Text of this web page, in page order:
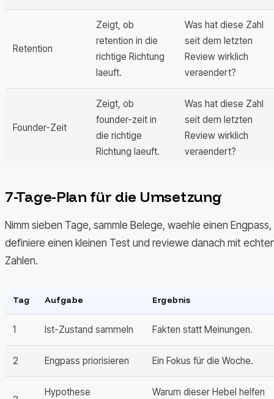
Retention
Zeigt, ob
retention in die
richtige Richtung
laeuft.
Was hat diese Zahl
seit dem letzten
Review wirklich
veraendert?
Founder-Zeit
Zeigt, ob
founder-zeit in
die richtige
Richtung laeuft.
Was hat diese Zahl
seit dem letzten
Review wirklich
veraendert?
7-Tage-Plan für die Umsetzung
Nimm sieben Tage, sammle Belege, waehle einen Engpass,
definiere einen kleinen Test und reviewe danach mit
Zahlen.
Tag Aufgabe Ergebnis
1 Ist-Zustand sammeln Fakten statt Meinungen.
2 Engpass priorisieren Ein Fokus für die Woche.
Hypothese
Warum dieser Hebel helfen